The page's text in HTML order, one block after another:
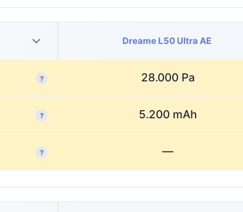
Dreame L50 Ultra AE
? 28.000 Pa
? 5.200 mAh
? —